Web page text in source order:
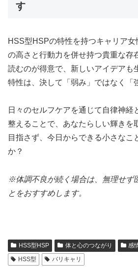
す
HSS型HSPの特性を持つキャリア
の高さと行動力を併せ持つ貴重な存
読むのが得意で、新しいアイデア
特性は、決して「弱み」ではなく「
日々のセルフケアを通じて自律神経
整えることで、あなたらしい輝きを
目指さず、今日からできる小さなこ
か？
※体調不良が続く場合は、無理せず
とをおすすめします。
HSS型HSP 体と心のつながり 感
HSS型
バリキャリ